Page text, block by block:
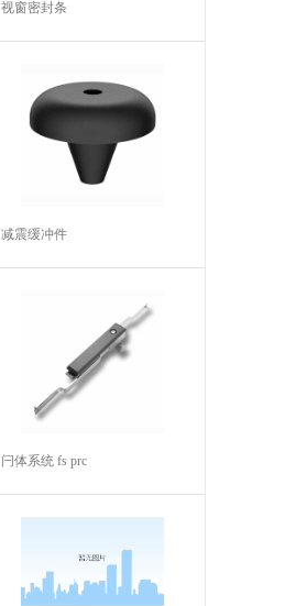
视窗密封条
减震缓冲件
闩体系统 fs prc